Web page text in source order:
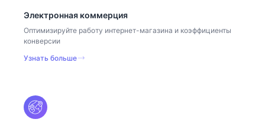
Электронная коммерция
Оптимизируйте работу интернет-магазина и коэффициенты
конверсии
Узнать больше